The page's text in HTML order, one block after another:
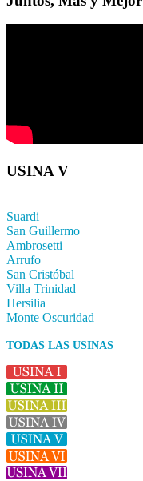
USINA V
Suardi
San Guillermo
Ambrosetti
Arrufo
San Cristóbal
Villa Trinidad
Hersilia
Monte Oscuridad
TODAS LAS USINAS